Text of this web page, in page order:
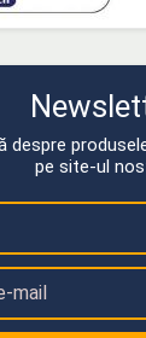
despre
pe site-ul